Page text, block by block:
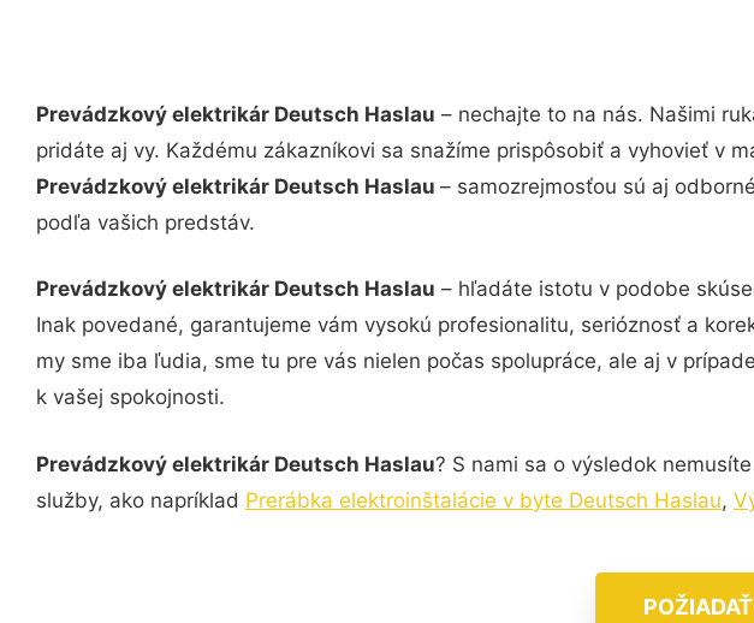
Prevádzkový elektrikár Deutsch Haslau – nechajte to na nás. Našimi
pridáte aj vy. Každému zákazníkovi sa snažíme prispôsobiť a vyhovieť v
Prevádzkový elektrikár Deutsch Haslau – samozrejmosťou sú aj
podľa vašich predstáv.
Prevádzkový elektrikár Deutsch Haslau – hľadáte istotu v podobe
Inak povedané, garantujeme vám vysokú profesionalitu, serióznosť a
my sme iba ľudia, sme tu pre vás nielen počas spolupráce, ale aj v
k vašej spokojnosti.
Prevádzkový elektrikár Deutsch Haslau? S nami sa o výsledok
služby, ako napríklad Prerábka elektroinštalácie v byte Deutsch Haslau,